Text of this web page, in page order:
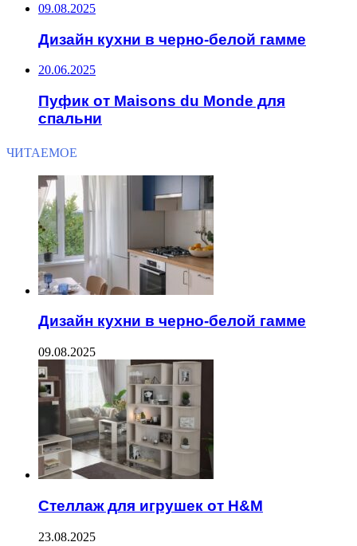
09.08.2025
Дизайн кухни в черно-белой гамме
20.06.2025
Пуфик от Maisons du Monde для
спальни
ЧИТАЕМОЕ
Дизайн кухни в черно-белой гамме
09.08.2025
Стеллаж для игрушек от H&M
23.08.2025